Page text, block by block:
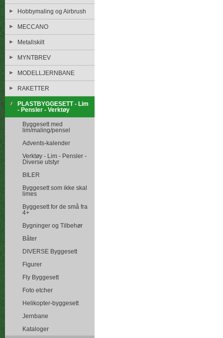
Hobbymaling og Airbrush
MECCANO
Metallskilt
MYNTBREV
MODELLJERNBANE
RAKETTER
PLASTBYGGESETT - Lim
- Pensler - Verktøy
Byggesett med
lim/maling/pensel
Advents-kalender
Verktøy - Lim - Pensler -
Diverse utstyr
BILER
Byggesett som ikke skal
limes
Byggesett for de små fra
4+
Bygninger og Tilbehør
Båter
DIVERSE Byggesett
Figurer
Fly Byggesett
Foto etcher
Helikopter-byggesett
Jernbane
Kataloger